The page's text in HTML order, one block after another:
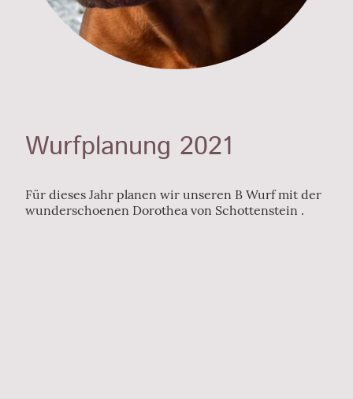
Wurfplanung 2021
Für dieses Jahr planen wir unseren B Wurf mit der
wunderschoenen Dorothea von Schottenstein .